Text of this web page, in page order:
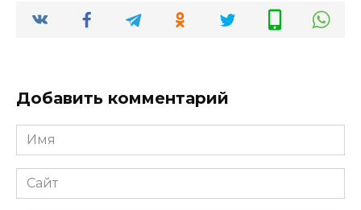
Добавить комментарий
Имя
*
Сайт